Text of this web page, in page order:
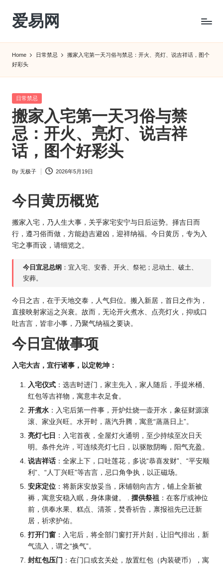
Skip
content
爱易网
阳
农
历
阴
历
查
询
Home 日常禁忌
搬家入宅第一天习俗与禁忌：开火、亮灯、说吉祥话，图个
好彩头
Posted
日常禁忌
搬家入宅第一天习俗与禁
忌：开火、亮灯、说吉祥
话，图个好彩头
Posted
By 无极子 2026年5月19日
今日 黄历概览
搬家入宅，乃人生大事，关乎家宅安宁与日后运势。择吉日而
行，遵习俗而做，方能趋吉避凶，迎祥纳福。今日黄历，专为入
宅之事而设，请细览之。
今日宜忌总纲 ：宜入宅、安香、开火、祭祀；忌动土、破土、
安葬。
今日之吉，在于天地交泰，人气归位。搬入新居，首日之作为，
直接映射家运之兴衰。故而，无论开火煮水、点亮灯火，抑或口
吐吉言，皆非小事，乃聚气纳福之要诀。
今日宜做事项
入宅大吉，宜行诸事，以定乾坤：
入宅仪式 ：选吉时进门，家主先入，家人随后，手提米桶、
红包等吉祥物，寓意丰衣足食。
开煮水 ：入宅后第一件事，开炉灶烧一壶开水，象征财源滚
滚、家业兴旺。水开时，蒸汽升腾，寓意“蒸蒸日上”。
亮灯七日 ：入宅首夜，全屋灯火通明，至少持续至次日天
明。条件允许，可连续亮灯七日，以驱散阴晦，阳气充盈。
说吉祥话：全家上下，口吐莲花，多说“恭喜发财”、“平安顺
利”、“人丁兴旺”等吉言，忌口角争执，以正磁场。
安床定位 ：将新床安放妥当，床铺朝向吉方，铺上全新被
褥，寓意安稳入眠，身体康健。 . 摆供祭祖 ：在客厅或神位
前，供奉水果、糕点、清茶，焚香祈告，禀报祖先已迁新
居，祈求护佑。
打开门窗 ：入宅后，将全部门窗打开片刻，让旧气排出，新
气流入，谓之“换气”。
封红包压门 ：在门口或玄关处，放置红包（内装硬币），寓